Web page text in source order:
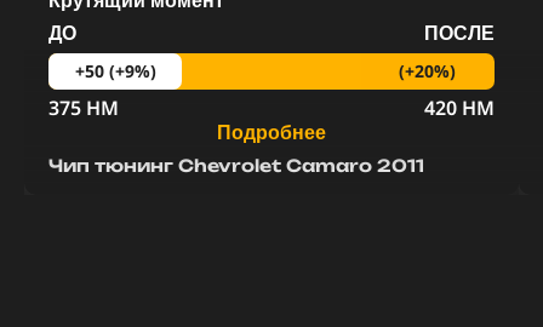
Чип тюнинг Chevrolet Camaro 2011
ДО
ПОСЛЕ
+50 (+9%) (+20%)
375 HM
420 HM
Подробнее